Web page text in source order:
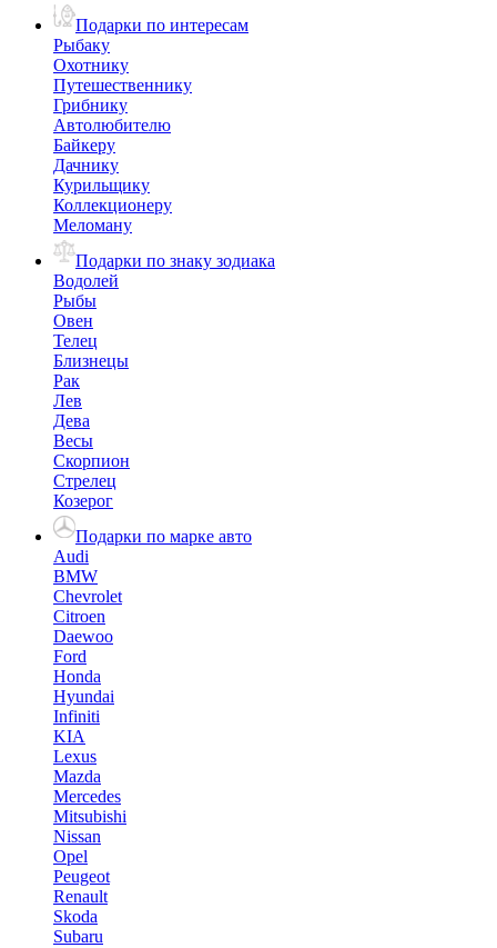
Подарки по интересам
Рыбаку
Охотнику
Путешественнику
Грибнику
Автолюбителю
Байкеру
Дачнику
Курильщику
Коллекционеру
Меломану
Подарки по знаку зодиака
Водолей
Рыбы
Овен
Телец
Близнецы
Рак
Лев
Дева
Весы
Скорпион
Стрелец
Козерог
Подарки по марке авто
Audi
BMW
Chevrolet
Citroen
Daewoo
Ford
Honda
Hyundai
Infiniti
KIA
Lexus
Mazda
Mercedes
Mitsubishi
Nissan
Opel
Peugeot
Renault
Skoda
Subaru